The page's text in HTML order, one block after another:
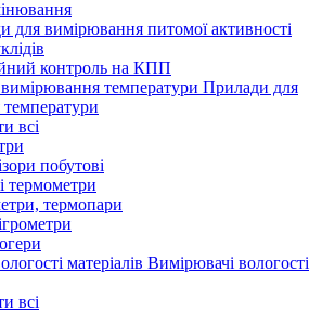
для вимірювання питомої активності
контроль на КПП
температури Прилади для
всі
побутові
термометри
термопари
матеріалів Вимірювачі вологості
всі